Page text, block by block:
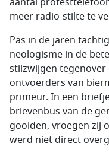
meer radio-stilte te
Pas in de jaren
neologisme in de
stilzwijgen
ontvoerders van
primeur. In een
brievenbus van de
gooiden, vroegen zij
werd niet direct